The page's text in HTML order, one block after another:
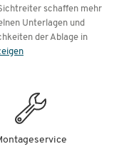
schaffen mehr
Unterlagen und
der Ablage in